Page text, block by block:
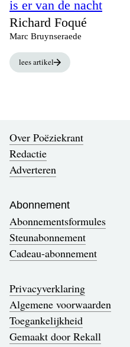
is er van de nacht
Richard Foqué
Marc Bruynseraede
lees artikel
Over Poëziekrant
Redactie
Adverteren
Abonnement
Abonnementsformules
Steunabonnement
Cadeau-abonnement
Privacyverklaring
Algemene voorwaarden
Toegankelijkheid
Gemaakt door Rekall